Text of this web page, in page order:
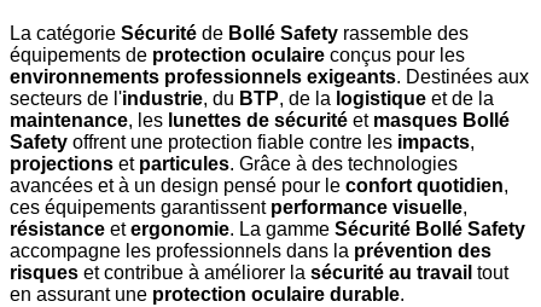
La catégorie Sécurité de Bollé Safety rassemble des
équipements de protection oculaire conçus pour les
environnements professionnels exigeants. Destinées aux
secteurs de l'industrie, du BTP, de la logistique et de la
maintenance, les lunettes de sécurité et masques Bollé
Safety offrent une protection fiable contre les impacts,
projections et particules. Grâce à des technologies
avancées et à un design pensé pour le confort quotidien,
ces équipements garantissent performance visuelle,
résistance etergonomie. La gamme Sécurité Bollé Safety
accompagne les professionnels dans la prévention des
risques et contribue à améliorer la sécurité au travail tout
en assurant une protection oculaire durable.